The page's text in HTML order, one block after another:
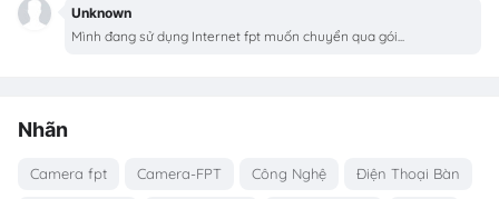
Unknown
Mình đang sử dụng Internet fpt muốn chuyển qua gói...
Nhãn
Camera fpt Camera-FPT Công Nghệ Điện Thoại Bàn